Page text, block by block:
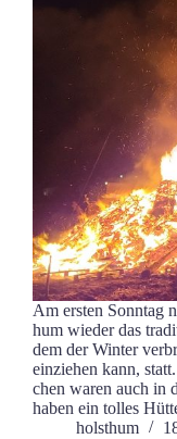
Am ers­ten Sonn­tag
hum wie­der das
dem der Win­ter
ein­zie­hen kann,
chen waren auch in
haben ein tol­les
holsthum